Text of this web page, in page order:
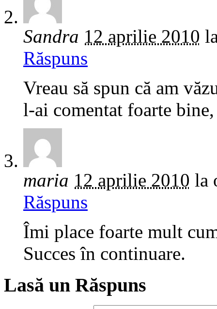
Sandra 12 aprilie 2010
Răspuns
Vreau să spun că am
l-ai comentat foarte
maria 12 aprilie 2010 la
Răspuns
Îmi place foarte mult
Succes în continuare.
Lasă un Răspuns